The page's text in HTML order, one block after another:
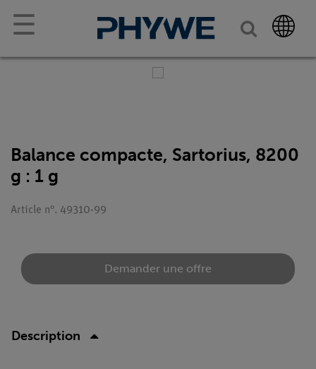
☰
Balance compacte, Sartorius, 8200
g : 1 g
Article n°. 49310-99
Demander une offre
Description